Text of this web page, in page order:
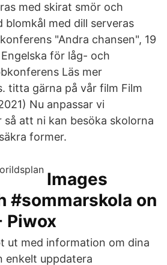
med skirat smör och
blomkål med dill serveras
"Andra chansen", 19
för låg- och
Läs mer
titta gärna på vår film Film
Nu anpassar vi
så att ni kan besöka skolorna
former.
Images
#sommarskola on
Piwox
ut med information om dina
enkelt uppdatera